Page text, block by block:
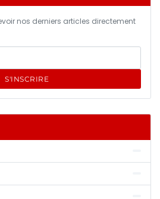
nos derniers articles directement
S'INSCRIRE